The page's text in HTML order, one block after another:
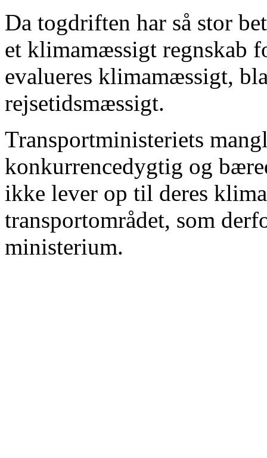
Da togdriften har så stor
et klimamæssigt regnskab
evalueres klimamæssigt,
rejsetidsmæssigt.
Transportministeriets
konkurrencedygtig og
ikke lever op til deres
transportområdet, som
ministerium.